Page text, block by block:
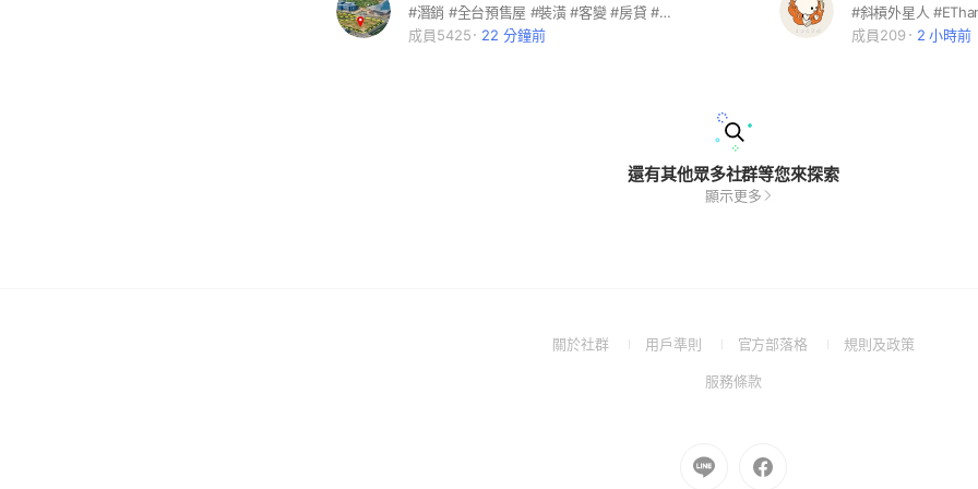
#潛銷 #全台預售屋 #裝潢 #客變 #房貸 #總經 #都更 #驗屋
成員5425
22 分鐘前
成員209
2 小時前
還有其他眾多社群等您來探索
顯示更多
關於社群
(Open用戶準則
(Open
a
官方部落格
(Open規則及政策(Open
服務條款(Open
window)
Go
to
Go
to